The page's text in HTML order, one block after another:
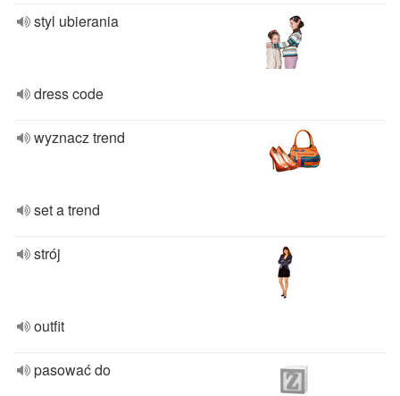
styl ubierania
dress code
wyznacz trend
set a trend
strój
outfit
pasować do